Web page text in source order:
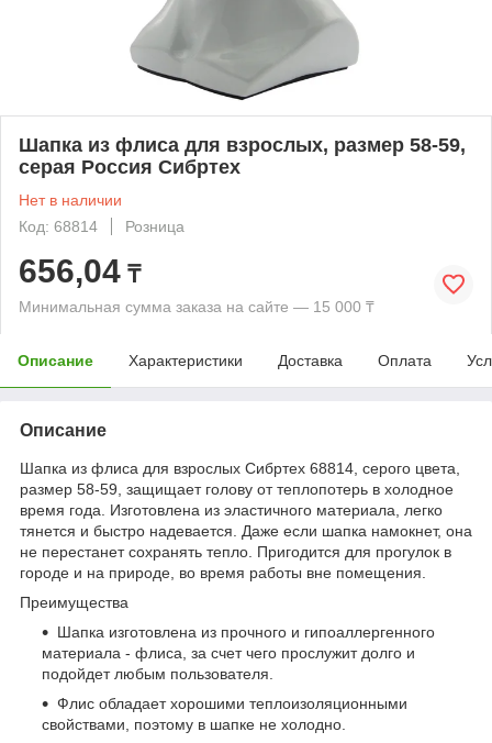
Шапка из флиса для взрослых, размер 58-59,
серая Россия Сибртех
Нет в наличии
Код: 68814
Розница
656,04 ₸
Минимальная сумма заказа на сайте — 15 000 ₸
Описание Характеристики Доставка Оплата
Описание
Шапка из флиса для взрослых Сибртех 68814, серого цвета,
размер 58-59, защищает голову от теплопотерь в холодное
время года. Изготовлена из эластичного материала, легко
тянется и быстро надевается. Даже если шапка намокнет, она
не перестанет сохранять тепло. Пригодится для прогулок в
городе и на природе, во время работы вне помещения.
Преимущества
Шапка изготовлена из прочного и гипоаллергенного
материала - флиса, за счет чего прослужит долго и
подойдет любым пользователя.
Флис обладает хорошими теплоизоляционными
свойствами, поэтому в шапке не холодно.